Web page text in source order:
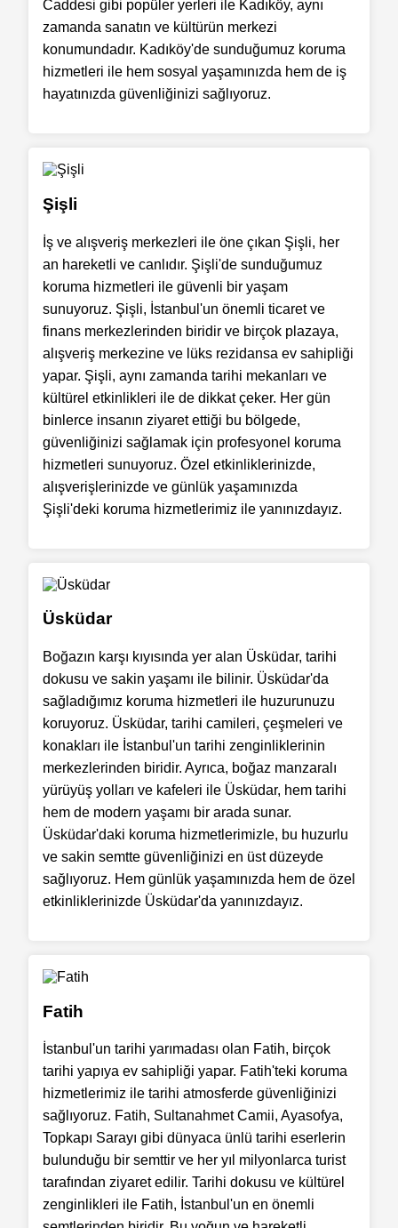
Caddesi gibi popüler yerleri ile Kadıköy, aynı
zamanda sanatın ve kültürün merkezi
konumundadır. Kadıköy'de sunduğumuz koruma
hizmetleri ile hem sosyal yaşamınızda hem de iş
hayatınızda güvenliğinizi sağlıyoruz.
Şişli
İş ve alışveriş merkezleri ile öne çıkan Şişli, her
an hareketli ve canlıdır. Şişli'de sunduğumuz
koruma hizmetleri ile güvenli bir yaşam
sunuyoruz. Şişli, İstanbul'un önemli ticaret ve
finans merkezlerinden biridir ve birçok plazaya,
alışveriş merkezine ve lüks rezidansa ev sahipliği
yapar. Şişli, aynı zamanda tarihi mekanları ve
kültürel etkinlikleri ile de dikkat çeker. Her gün
binlerce insanın ziyaret ettiği bu bölgede,
güvenliğinizi sağlamak için profesyonel koruma
hizmetleri sunuyoruz. Özel etkinliklerinizde,
alışverişlerinizde ve günlük yaşamınızda
Şişli'deki koruma hizmetlerimiz ile yanınızdayız.
Üsküdar
Boğazın karşı kıyısında yer alan Üsküdar, tarihi
dokusu ve sakin yaşamı ile bilinir. Üsküdar'da
sağladığımız koruma hizmetleri ile huzurunuzu
koruyoruz. Üsküdar, tarihi camileri, çeşmeleri ve
konakları ile İstanbul'un tarihi zenginliklerinin
merkezlerinden biridir. Ayrıca, boğaz manzaralı
yürüyüş yolları ve kafeleri ile Üsküdar, hem tarihi
hem de modern yaşamı bir arada sunar.
Üsküdar'daki koruma hizmetlerimizle, bu huzurlu
ve sakin semtte güvenliğinizi en üst düzeyde
sağlıyoruz. Hem günlük yaşamınızda hem de özel
etkinliklerinizde Üsküdar'da yanınızdayız.
Fatih
İstanbul'un tarihi yarımadası olan Fatih, birçok
tarihi yapıya ev sahipliği yapar. Fatih'teki koruma
hizmetlerimiz ile tarihi atmosferde güvenliğinizi
sağlıyoruz. Fatih, Sultanahmet Camii, Ayasofya,
Topkapı Sarayı gibi dünyaca ünlü tarihi eserlerin
bulunduğu bir semttir ve her yıl milyonlarca turist
tarafından ziyaret edilir. Tarihi dokusu ve kültürel
zenginlikleri ile Fatih, İstanbul'un en önemli